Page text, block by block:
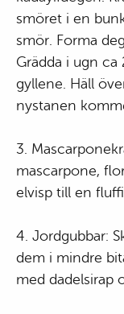
smöret i en
smör. Forma
Grädda i ugn
gyllene. Häll
nystanen
3.
mascarpone,
elvisp till en
4. Jordgubbar:
dem i mindre
med dadelsirap